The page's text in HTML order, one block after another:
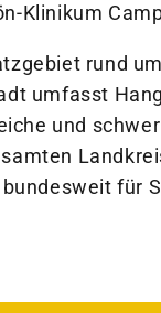
Klinikum
rund
umfasst
und
für